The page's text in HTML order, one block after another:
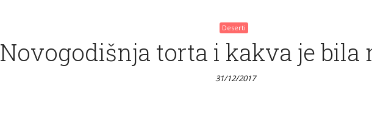
Deserti
Novogodišnja torta i kakva je bila
31/12/2017